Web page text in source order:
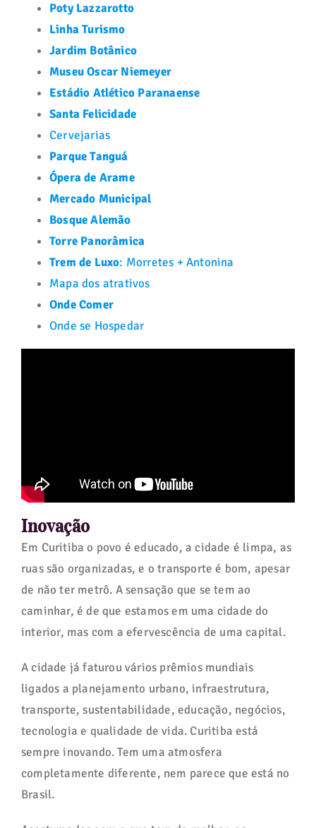
Poty Lazzarotto
Linha Turismo
Jardim Botânico
Museu Oscar Niemeyer
Estádio Atlético Paranaense
Santa Felicidade
Cervejarias
Parque Tanguá
Ópera de Arame
Mercado Municipal
Bosque Alemão
Torre Panorâmica
Trem de Luxo: Morretes + Antonina
Mapa dos atrativos
Onde Comer
Onde se Hospedar
Inovação
Em Curitiba o povo é educado, a cidade é limpa, as
ruas são organizadas, e o transporte é bom, apesar
de não ter metrô. A sensação que se tem ao
caminhar, é de que estamos em uma cidade do
interior, mas com a efervescência de uma capital.
A cidade já faturou vários prêmios mundiais
ligados a planejamento urbano, infraestrutura,
transporte, sustentabilidade, educação, negócios,
tecnologia e qualidade de vida. Curitiba está
sempre inovando. Tem uma atmosfera
completamente diferente, nem parece que está no
Brasil.